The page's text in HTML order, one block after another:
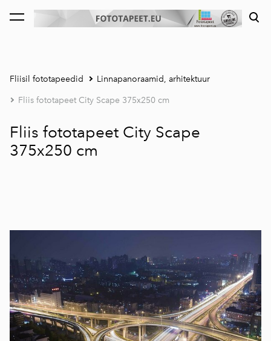
lisati ostukorvi. Vaata ostukorvi
Fliisil fototapeedid Linnapanoraamid, arhitektuur
Fliis fototapeet City Scape 375x250 cm
Fliis fototapeet City Scape
375x250 cm